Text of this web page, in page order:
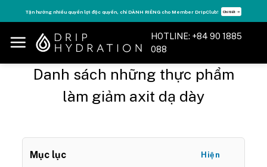
to
content
Tăng năng lượng - sống đỉnh cao với thẻ Vitamin Drip Membership. Xem ngay ➝
HOTLINE: +84 90 1885
088
Danh sách những thực phẩm
làm giảm axit dạ dày
Mục lục Hiện